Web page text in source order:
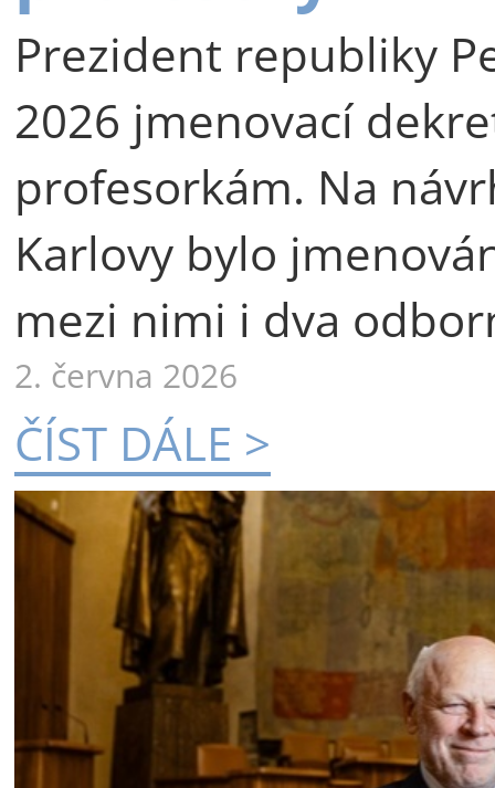
Prezident republiky
2026 jmenovací
profesorkám. Na
Karlovy bylo
mezi nimi i dva
2. června 2026
ČÍST DÁLE >